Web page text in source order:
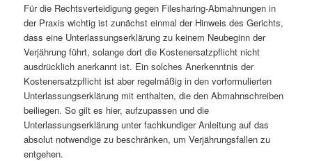
Für die Rechtsverteidigung gegen Filesharing-Abmahnungen in
der Praxis wichtig ist zunächst einmal der Hinweis des Gerichts,
dass eine Unterlassungserklärung zu keinem Neubeginn der
Verjährung führt, solange dort die Kostenersatzpflicht nicht
ausdrücklich anerkannt ist. Ein solches Anerkenntnis der
Kostenersatzpflicht ist aber regelmäßig in den vorformulierten
Unterlassungserklärung mit enthalten, die den Abmahnschreiben
beiliegen. So gilt es hier, aufzupassen und die
Unterlassungserklärung unter fachkundiger Anleitung auf das
absolut notwendige zu beschränken, um Verjährungsfallen zu
entgehen.